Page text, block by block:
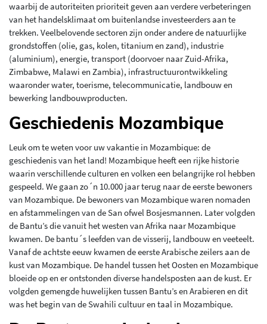
waarbij de autoriteiten prioriteit geven aan verdere verbeteringen
van het handelsklimaat om buitenlandse investeerders aan te
trekken. Veelbelovende sectoren zijn onder andere de natuurlijke
grondstoffen (olie, gas, kolen, titanium en zand), industrie
(aluminium), energie, transport (doorvoer naar Zuid-Afrika,
Zimbabwe, Malawi en Zambia), infrastructuurontwikkeling
waaronder water, toerisme, telecommunicatie, landbouw en
bewerking landbouwproducten.
Geschiedenis Mozambique
Leuk om te weten voor uw vakantie in Mozambique: de
geschiedenis van het land! Mozambique heeft een rijke historie
waarin verschillende culturen en volken een belangrijke rol hebben
gespeeld. We gaan zo´n 10.000 jaar terug naar de eerste bewoners
van Mozambique. De bewoners van Mozambique waren nomaden
en afstammelingen van de San ofwel Bosjesmannen. Later volgden
de Bantu’s die vanuit het westen van Afrika naar Mozambique
kwamen. De bantu´s leefden van de visserij, landbouw en veeteelt.
Vanaf de achtste eeuw kwamen de eerste Arabische zeilers aan de
kust van Mozambique. De handel tussen het Oosten en Mozambique
bloeide op en er ontstonden diverse handelsposten aan de kust. Er
volgden gemengde huwelijken tussen Bantu’s en Arabieren en dit
was het begin van de Swahili cultuur en taal in Mozambique.